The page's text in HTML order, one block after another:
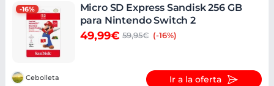
-16%
Micro SD Express Sandisk 256 GB
para Nintendo Switch 2
49,99€ 59,95€ (-16%)
Cebolleta Ir a la oferta